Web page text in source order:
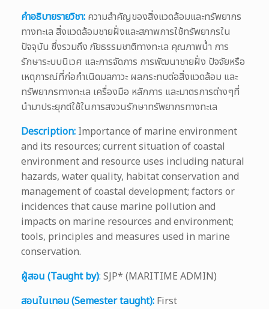
คำอธิบายรายวิชา: ความสำคัญของสิ่งแวดล้อมและทรัพยากร
ทางทะเล สิ่งแวดล้อมชายฝั่งและสภาพการใช้ทรัพยากรใน
ปัจจุบัน ซึ่งรวมถึง ภัยธรรมชาติทางทะเล คุณภาพน้ำ การ
รักษาระบบนิเวศ และการจัดการ การพัฒนาชายฝั่ง ปัจจัยหรือ
เหตุการณ์ที่ก่อกำเนิดมลภาวะ ผลกระทบต่อสิ่งแวดล้อม และ
ทรัพยากรทางทะเล เครื่องมือ หลักการ และมาตรการต่างๆที่
นำมาประยุกต์ใช้ในการสงวนรักษาทรัพยากรทางทะเล
Description: Importance of marine environment
and its resources; current situation of coastal
environment and resource uses including natural
hazards, water quality, habitat conservation and
management of coastal development; factors or
incidences that cause marine pollution and
impacts on marine resources and environment;
tools, principles and measures used in marine
conservation.
ผู้สอน (Taught by): SJP* (MARITIME ADMIN)
สอนในเทอม (Semester taught): First